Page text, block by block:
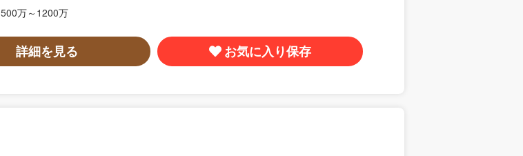
500万～1200万
詳細を見る お気に入り保存